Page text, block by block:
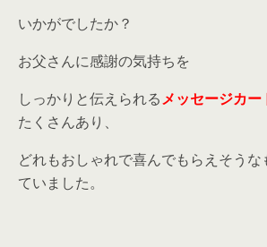
いかがでしたか？
お父さんに感謝の気持ちを
しっかりと伝えられるメッセージカー
たくさんあり、
どれもおしゃれで喜んでもらえそうな
ていました。